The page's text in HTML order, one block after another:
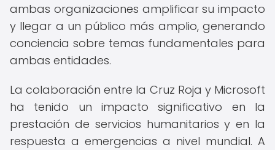
ambas organizaciones amplificar su impacto
y llegar a un público más amplio, generando
conciencia sobre temas fundamentales para
ambas entidades.
La colaboración entre la Cruz Roja y Microsoft
ha tenido un impacto significativo en la
prestación de servicios humanitarios y en la
respuesta a emergencias a nivel mundial. A